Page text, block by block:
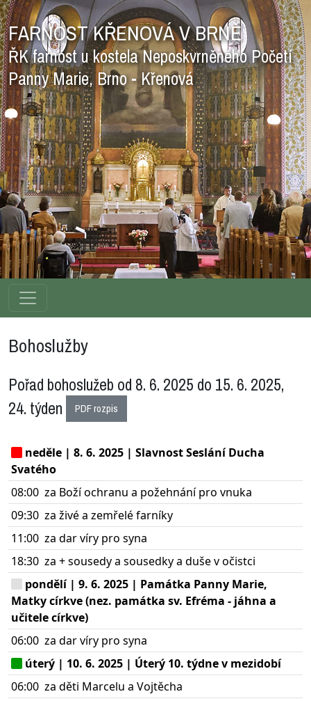
FARNOST KŘENOVÁ V BRNĚ
ŘK farnost u kostela Neposkvrněného Početí
Panny Marie, Brno - Křenová
Bohoslužby
Pořad bohoslužeb od 8. 6. 2025 do 15. 6. 2025,
24. týden
PDF rozpis
neděle | 8. 6. 2025 | Slavnost Seslání Ducha
Svatého
08:00 za Boží ochranu a požehnání pro vnuka
09:30 za živé a zemřelé farníky
11:00 za dar víry pro syna
18:30 za + sousedy a sousedky a duše v očistci
pondělí | 9. 6. 2025 | Památka Panny Marie,
Matky církve (nez. památka sv. Efréma - jáhna a
učitele církve)
06:00 za dar víry pro syna
úterý | 10. 6. 2025 | Úterý 10. týdne v mezidobí
06:00 za děti Marcelu a Vojtěcha